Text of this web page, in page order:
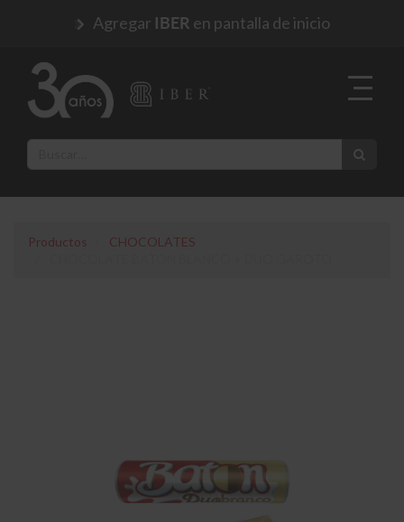
Agregar IBER en pantalla de inicio
Productos
CHOCOLATES